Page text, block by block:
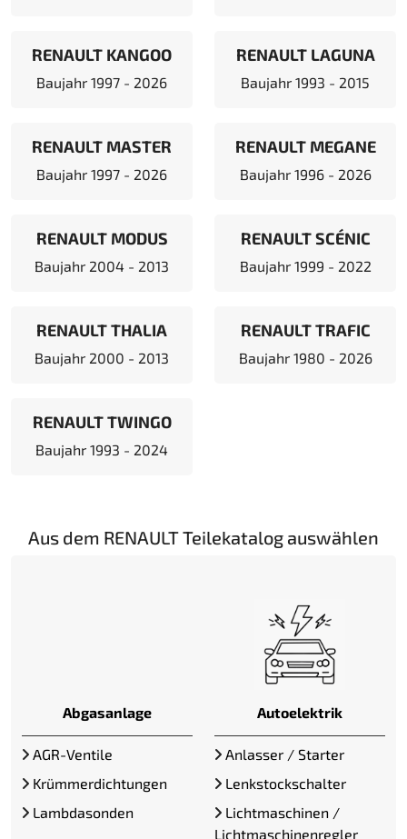
RENAULT KANGOO
Baujahr 1997 - 2026
RENAULT LAGUNA
Baujahr 1993 - 2015
RENAULT MASTER
Baujahr 1997 - 2026
RENAULT MEGANE
Baujahr 1996 - 2026
RENAULT MODUS
Baujahr 2004 - 2013
RENAULT SCÉNIC
Baujahr 1999 - 2022
RENAULT THALIA
Baujahr 2000 - 2013
RENAULT TRAFIC
Baujahr 1980 - 2026
RENAULT TWINGO
Baujahr 1993 - 2024
Aus dem RENAULT Teilekatalog auswählen
Abgasanlage
AGR-Ventile
Krümmerdichtungen
Lambdasonden
Autoelektrik
Anlasser / Starter
Lenkstockschalter
Lichtmaschinen /
Lichtmaschinenregler